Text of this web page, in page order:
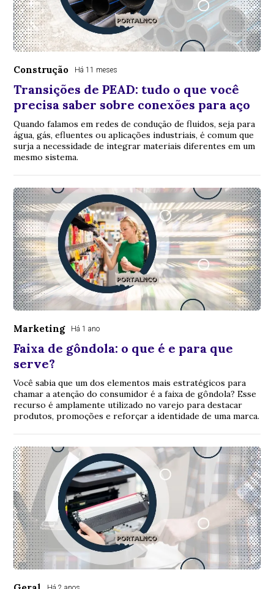
Construção Há 11 meses
Transições de PEAD: tudo o que você
precisa saber sobre conexões para aço
Quando falamos em redes de condução de fluidos, seja para
água, gás, efluentes ou aplicações industriais, é comum que
surja a necessidade de integrar materiais diferentes em um
mesmo sistema.
Marketing Há 1 ano
Faixa de gôndola: o que é e para que
serve?
Você sabia que um dos elementos mais estratégicos para
chamar a atenção do consumidor é a faixa de gôndola? Esse
recurso é amplamente utilizado no varejo para destacar
produtos, promoções e reforçar a identidade de uma marca.